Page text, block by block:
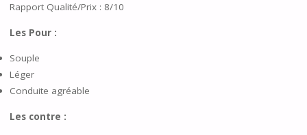
Rapport Qualité/Prix : 8/10
Les Pour :
Souple
Léger
Conduite agréable
Les contre :